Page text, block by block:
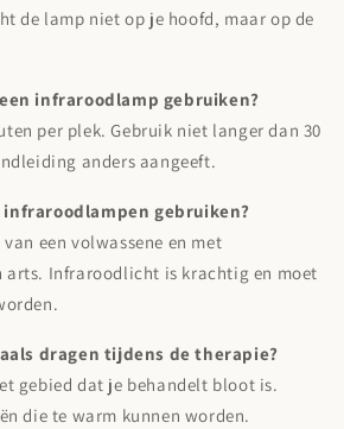
de lamp niet op je hoofd, maar op de
infraroodlamp gebruiken?
per plek. Gebruik niet langer dan 30
anders aangeeft.
gebruiken?
een volwassene en met
arts. Infraroodlicht is krachtig en moet
dragen tijdens de therapie?
gebied dat je behandelt bloot is.
die te warm kunnen worden.